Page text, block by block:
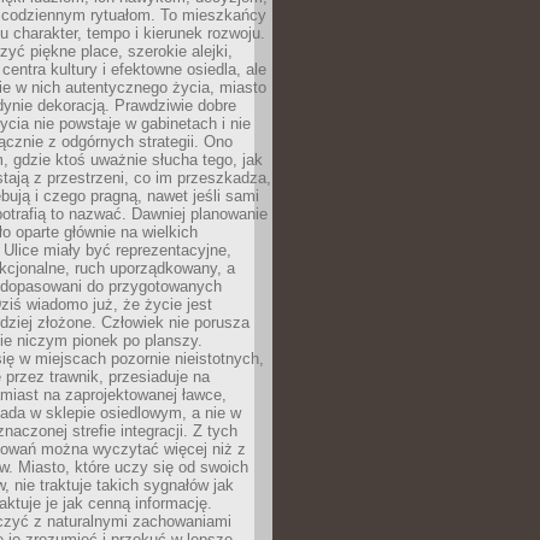
rytuałom. To mieszkańcy
charakter, tempo i kierunek rozwoju.
piękne place, szerokie alejki,
kultury i efektowne osiedla, ale
w nich autentycznego życia, miasto
dekoracją. Prawdziwie dobre
nie powstaje w gabinetach i nie
z odgórnych strategii. Ono
gdzie ktoś uważnie słucha tego, jak
z przestrzeni, co im przeszkadza,
i czego pragną, nawet jeśli sami
to nazwać. Dawniej planowanie
oparte głównie na wielkich
Ulice miały być reprezentacyjne,
ruch uporządkowany, a
do przygotowanych
wiadomo już, że życie jest
złożone. Człowiek nie porusza
niczym pionek po planszy.
w miejscach pozornie nieistotnych,
przez trawnik, przesiaduje na
na zaprojektowanej ławce,
w sklepie osiedlowym, a nie w
strefie integracji. Z tych
można wyczytać więcej niż z
Miasto, które uczy się od swoich
nie traktuje takich sygnałów jak
je jak cenną informację.
z naturalnymi zachowaniami